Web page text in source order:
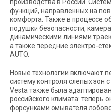
производства в России.
функций, направленных на
комфорта. Также в процессе
подушки безопасности,
динамическими линиями
а также передние электро-
AUTO.
Новые технологии включают
систему контроля слепых зон
Vesta также была
российского климата: теперь
форсунками омывателя